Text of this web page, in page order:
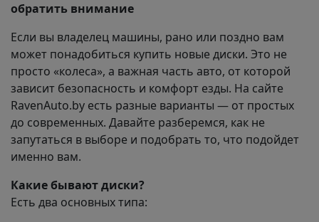
обратить внимание
Если вы владелец машины, рано или поздно вам
может понадобиться купить новые диски. Это не
просто «колеса», а важная часть авто, от которой
зависит безопасность и комфорт езды. На сайте
RavenAuto.by есть разные варианты — от простых
до современных. Давайте разберемся, как не
запутаться в выборе и подобрать то, что подойдет
именно вам.
Какие бывают диски?
Есть два основных типа: